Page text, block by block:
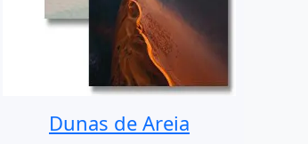
Dunas de Areia